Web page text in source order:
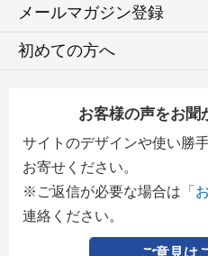
メールマガジン登録
初めての方へ
お客様の声をお聞
サイトのデザインや使い勝
お寄せください。
※ご返信が必要な場合は 「
連絡ください。